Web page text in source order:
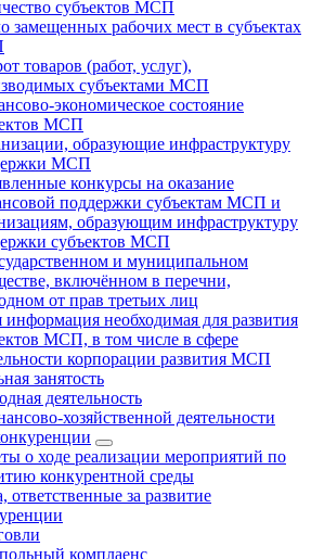
субъектов МСП
замещенных рабочих мест в субъектах
товаров (работ, услуг),
субъектами МСП
экономическое состояние
МСП
образующие инфраструктуру
МСП
конкурсы на оказание
поддержки субъектам МСП и
образующим инфраструктуру
субъектов МСП
и муниципальном
включённом в перечни,
от прав третьих лиц
информация необходимая для развития
МСП, в том числе в сфере
корпорации развития МСП
занятость
деятельность
хозяйственной деятельности
о ходе реализации мероприятий по
конкурентной среды
ответственные за развитие
комплаенс